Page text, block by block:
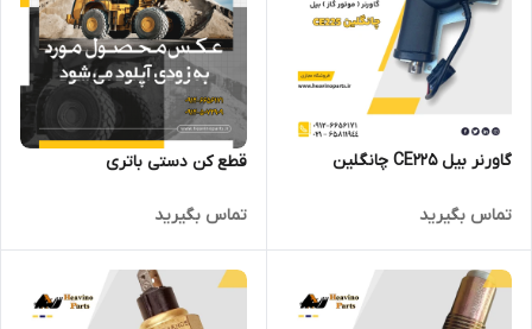
گاورنر بیل CE225 چانگلین
تماس بگیرید
قطع کن دستی باتری
تماس بگیرید